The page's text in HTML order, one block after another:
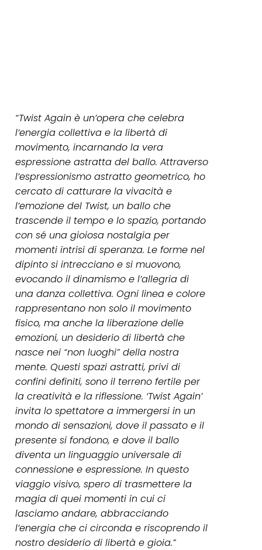
“Twist Again è un’opera che celebra
l’energia collettiva e la libertà di
movimento, incarnando la vera
espressione astratta del ballo. Attraverso
l’espressionismo astratto geometrico, ho
cercato di catturare la vivacità e
l’emozione del Twist, un ballo che
trascende il tempo e lo spazio, portando
con sé una gioiosa nostalgia per
momenti intrisi di speranza. Le forme nel
dipinto si intrecciano e si muovono,
evocando il dinamismo e l’allegria di
una danza collettiva. Ogni linea e colore
rappresentano non solo il movimento
fisico, ma anche la liberazione delle
emozioni, un desiderio di libertà che
nasce nei “non luoghi” della nostra
mente. Questi spazi astratti, privi di
confini definiti, sono il terreno fertile per
la creatività e la riflessione. ‘Twist Again’
invita lo spettatore a immergersi in un
mondo di sensazioni, dove il passato e il
presente si fondono, e dove il ballo
diventa un linguaggio universale di
connessione e espressione. In questo
viaggio visivo, spero di trasmettere la
magia di quei momenti in cui ci
lasciamo andare, abbracciando
l’energia che ci circonda e riscoprendo il
nostro desiderio di libertà e gioia.”